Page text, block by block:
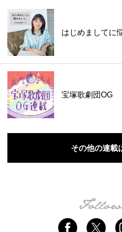
はじめましてに
宝塚歌劇団OG
その他の連載